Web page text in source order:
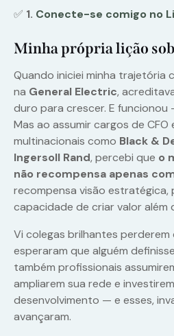
✅ 1. Conecte-se comigo no
Minha própria lição
Quando iniciei minha trajetória
na General Electric,
duro para crescer. E
Mas ao assumir cargos de CFO
multinacionais como Black &
Ingersoll Rand, percebi que o
não recompensa apenas
recompensa visão estratégica,
capacidade de criar valor além
Vi colegas brilhantes
esperaram que alguém
também profissionais
ampliarem sua rede e
desenvolvimento — e esses,
avançaram.